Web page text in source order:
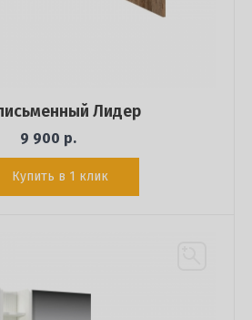
Лидер
9 900 р.
Купить в 1 клик